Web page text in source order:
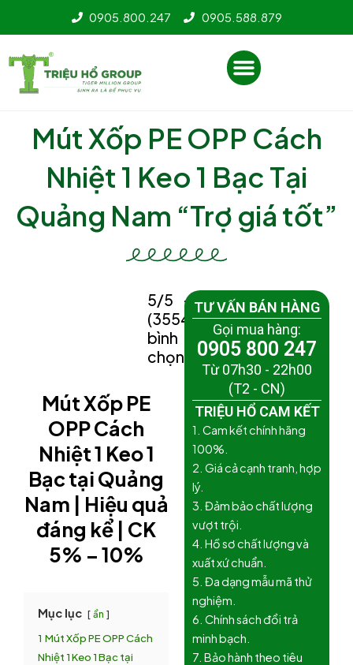
dung
0905.800.247 0905.588.879
Menu
Mút Xốp PE OPP Cách
Nhiệt 1 Keo 1 Bạc Tại
Quảng Nam “Trợ giá tốt”
5/5 -
(3554
bình
chọn)
Mút Xốp PE
OPP Cách
Nhiệt 1 Keo 1
Bạc tại Quảng
Nam | Hiệu quả
đáng kể | CK
5% – 10%
Mục lục ẩn
1 Mút Xốp PE OPP Cách
Nhiệt 1 Keo 1 Bạc tại
TƯ VẤN BÁN HÀNG
Gọi mua hàng:
0905 800 247
Từ 07h30 - 22h00
(T2 - CN)
TRIỆU HỔ CAM KẾT
1. Cam kết chính hãng
100%.
2. Giá cả cạnh tranh, hợp
lý.
3. Đảm bảo chất lượng
vượt trội.
4. Hồ sơ chất lượng và
xuất xứ chuẩn.
5. Đa dạng mẫu mã thử
nghiệm.
6. Chính sách đổi trả
minh bạch.
7. Bảo hành theo tiêu